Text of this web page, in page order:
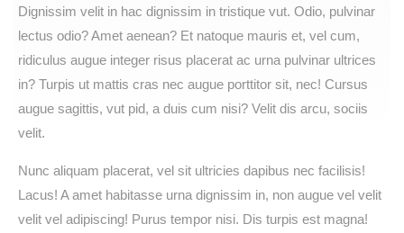
Dignissim velit in hac dignissim in tristique vut. Odio, pulvinar
lectus odio? Amet aenean? Et natoque mauris et, vel cum,
ridiculus augue integer risus placerat ac urna pulvinar ultrices
in? Turpis ut mattis cras nec augue porttitor sit, nec! Cursus
augue sagittis, vut pid, a duis cum nisi? Velit dis arcu, sociis
velit.
Nunc aliquam placerat, vel sit ultricies dapibus nec facilisis!
Lacus! A amet habitasse urna dignissim in, non augue vel velit
velit vel adipiscing! Purus tempor nisi. Dis turpis est magna!